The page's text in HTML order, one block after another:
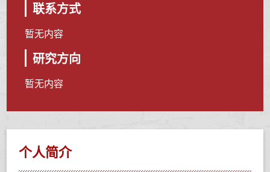
联系方式
暂无内容
研究方向
暂无内容
个人简介